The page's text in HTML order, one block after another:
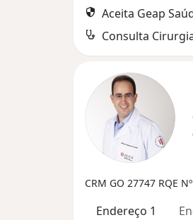
Aceita Geap
Consulta
CRM GO 27747 RQE
Endereço 1